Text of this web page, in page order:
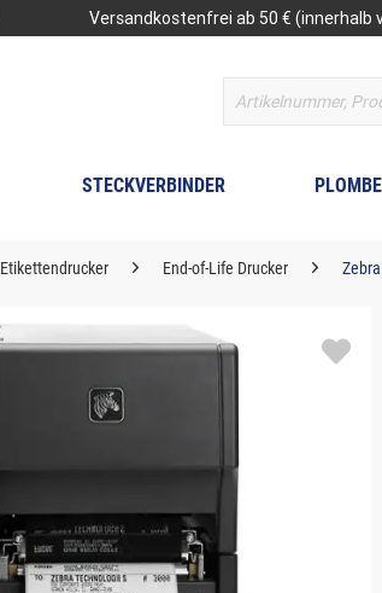
Versandkostenfrei ab 50 € (innerhalb
STECKVERBINDER
Etikettendrucker End-of-Life Drucker